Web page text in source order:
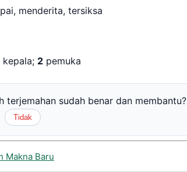
menderita, tersiksa
kepala; 2 pemuka
terjemahan sudah benar dan membantu?
Tidak
Makna Baru